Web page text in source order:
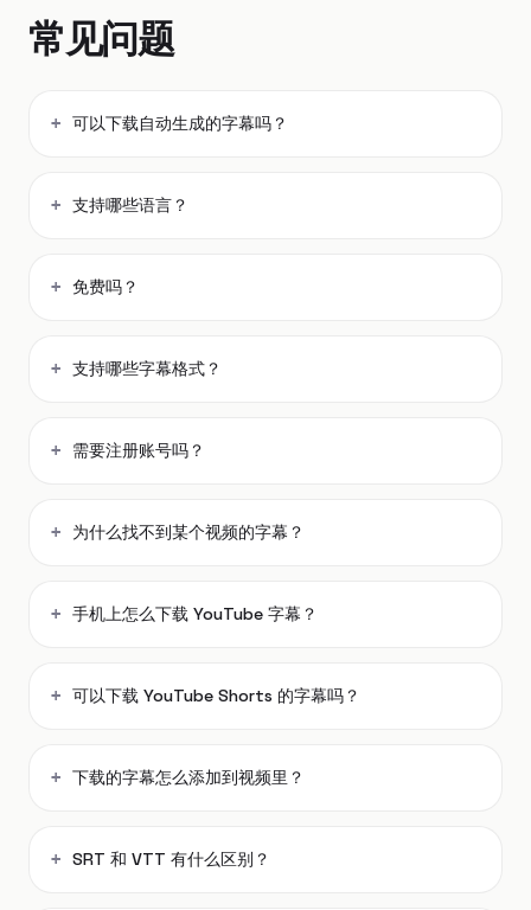
常见问题
可以下载自动生成的字幕吗？
支持哪些语言？
免费吗？
支持哪些字幕格式？
需要注册账号吗？
为什么找不到某个视频的字幕？
手机上怎么下载 YouTube 字幕？
可以下载 YouTube Shorts 的字幕吗？
下载的字幕怎么添加到视频里？
SRT 和 VTT 有什么区别？